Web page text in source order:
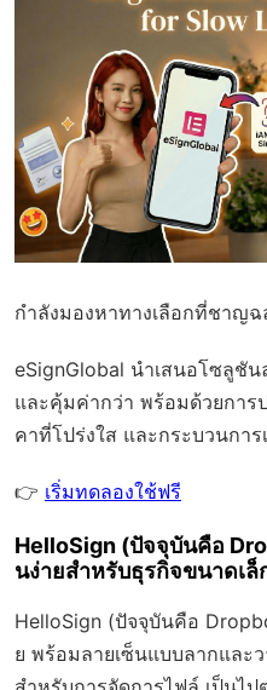
กำลังมองหาทางเลือกที่ชาญ
eSignGlobal นำเสนอโซลูชัน
และคุ้มค่ากว่า พร้อมด้วยการ
คาที่โปร่งใส และกระบวนการ
👉 เริ่มทดลองใช้ฟรี
HelloSign (ปัจจุบันคือ
นง่ายสำหรับธุรกิจขนาดเ
HelloSign (ปัจจุบันคือ
ย พร้อมลายเซ็นแบบลากและ